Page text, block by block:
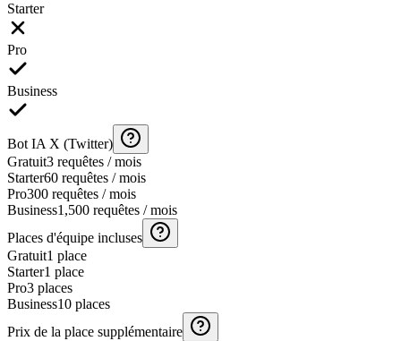
Starter
Pro
Business
Bot IA X (Twitter)
Gratuit3 requêtes / mois
Starter60 requêtes / mois
Pro300 requêtes / mois
Business1,500 requêtes / mois
Places d'équipe incluses
Gratuit1 place
Starter1 place
Pro3 places
Business10 places
Prix de la place supplémentaire